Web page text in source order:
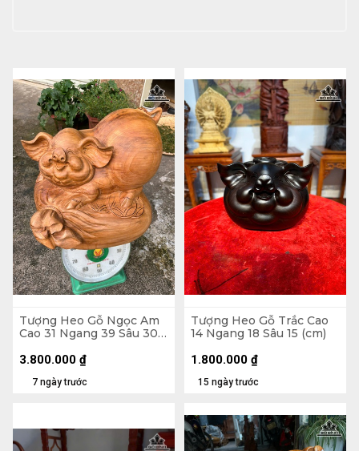
Tượng Heo Gỗ Ngọc Am
Cao 31 Ngang 39 Sâu 30
7 ngày trước
3.800.000 ₫
Tượng Heo Gỗ Trắc Cao
14 Ngang 18 Sâu 15 (cm)
15 ngày trước
1.800.000 ₫